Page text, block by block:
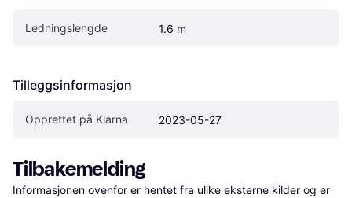
Ledningslengde 1.6 m
Tilleggsinformasjon
Opprettet på Klarna 2023-05-27
Tilbakemelding
Informasjonen ovenfor er hentet fra ulike eksterne kilder og er